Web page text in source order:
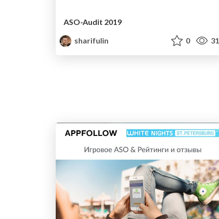
ASO-Audit 2019
sharifulin
0